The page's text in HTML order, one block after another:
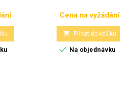
Cena
Cena na vyžádání
 Přidat do košíku
 Na objednávku